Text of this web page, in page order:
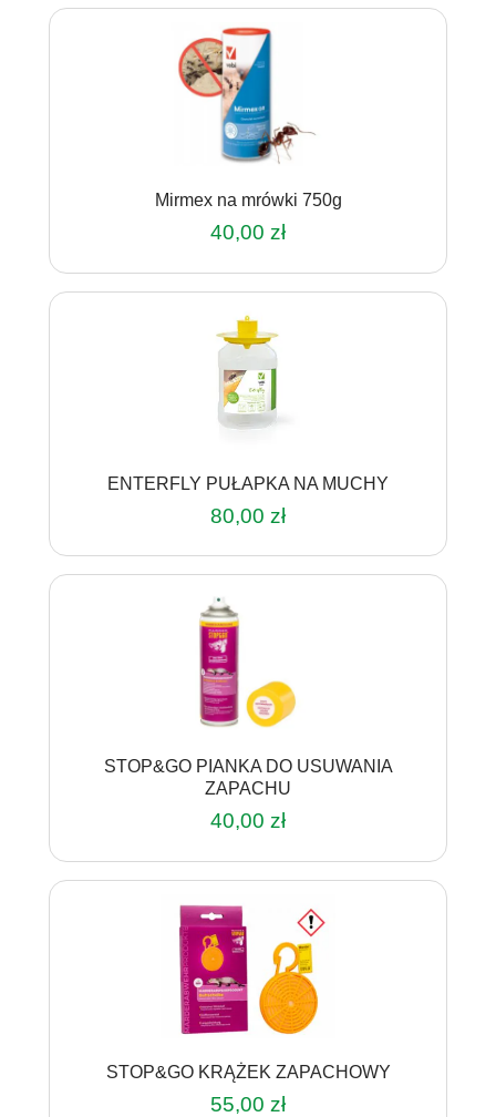
Mirmex na mrówki 750g
40,00 zł
ENTERFLY PUŁAPKA NA MUCHY
80,00 zł
STOP&GO PIANKA DO USUWANIA
ZAPACHU
40,00 zł
STOP&GO KRĄŻEK ZAPACHOWY
55,00 zł